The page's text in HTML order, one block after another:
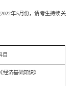
年5月份，请考生持续关
目
《经济基础知识》